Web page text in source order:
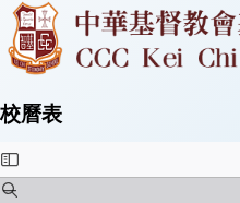
校曆表